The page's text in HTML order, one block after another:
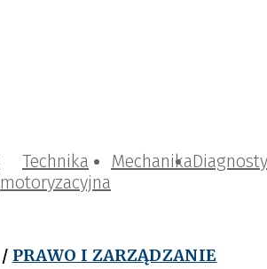
Technika
motoryzacyjna
Mechanika
/ PRAWO I ZARZĄDZANIE